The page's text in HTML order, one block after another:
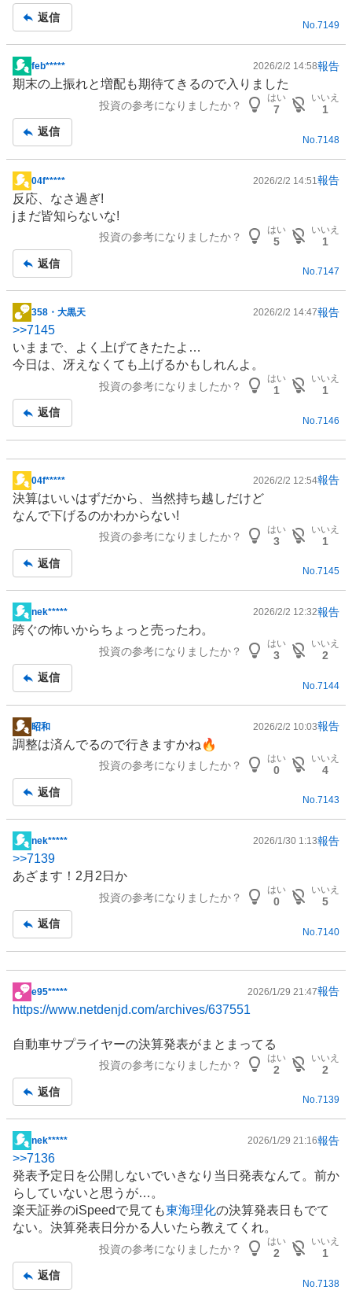
事
返信
No.7149
掲
示
事
feb***** 2026/2/2 14:58報告
期末の上振れと増配も期待てきるので入りました
投資の参考になりましたか？
はい
7
いいえ
1
返信
No. 7148
掲
示
板
04f***** 2026/2/2 14:51 報告
反応、なさ過ぎ!
jまだ皆知らないな!
投資の参考になりましたか？
はい
5
いいえ
1
返信
No.7147
掲
示
板
記
358・大黒天 2026/2/2 14:47報告
>>7145
いままで、よく上げてきたたよ…
今日は、冴えなくても上げるかもしれんよ。
投資の参考になりましたか？
はい
1
いいえ
1
返信
No. 7146
掲
示
板
04f***** 2026/2/2 12:54報告
決算はいいはずだから、当然持ち越しだけど
なんで下げるのかわからない!
投資の参考になりましたか？
はい
3
いいえ
1
返信
No.7145
掲
示
事
nek***** 2026/2/2 12:32報告
跨ぐの怖いからちょっと売ったわ。
投資の参考になりましたか？
はい
3
いいえ
2
返信
No. 7144
掲
示
事
昭和 2026/2/2 10:03報告
調整は済んでるので行きますかね🔥
投資の参考になりましたか？
はい
0
いいえ
4
返信
No.7143
掲
示
板
nek***** 2026/1/30 1:13報告
>>7139
あざます！2月2日か
投資の参考になりましたか？
はい
0
いいえ
5
返信
No. 7140
掲
示
記
e95***** 2026/1/29 21:47報告
https://www.netdenjd.com/archives/637551
自動車サプライヤーの決算発表がまとまってる
投資の参考になりましたか？
はい
2
いいえ
2
返信
No.7139
掲
示
板
記
事
nek***** 2026/1/29 21:16報告
>>7136
発表予定日を公開しないでいきなり当日発表なんて。前か
らしていないと思うが…。
楽天証券のiSpeedで見ても東海理化の決算発表日もでて
ない。決算発表日分かる人いたら教えてくれ。
投資の参考になりましたか？
はい
2
いいえ
1
返信
No. 7138